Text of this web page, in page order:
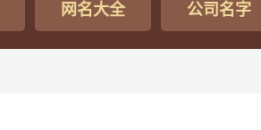
网名大全 公司名字